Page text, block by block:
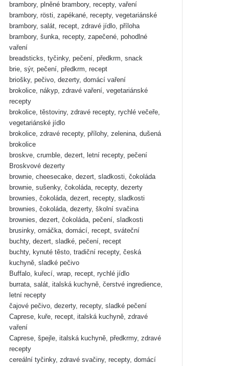
brambory, plněné brambory, recepty, vaření
brambory, rösti, zapékané, recepty, vegetariánské
brambory, salát, recept, zdravé jídlo, příloha
brambory, šunka, recepty, zapečené, pohodlné
vaření
breadsticks, tyčinky, pečení, předkrm, snack
brie, sýr, pečení, předkrm, recept
briošky, pečivo, dezerty, domácí vaření
brokolice, nákyp, zdravé vaření, vegetariánské
recepty
brokolice, těstoviny, zdravé recepty, rychlé večeře,
vegetariánské jídlo
brokolice, zdravé recepty, přílohy, zelenina, dušená
brokolice
broskve, crumble, dezert, letní recepty, pečení
Broskvové dezerty
brownie, cheesecake, dezert, sladkosti, čokoláda
brownie, sušenky, čokoláda, recepty, dezerty
brownies, čokoláda, dezert, recepty, sladkosti
brownies, čokoláda, dezerty, školní svačina
brownies, dezert, čokoláda, pečení, sladkosti
brusinky, omáčka, domácí, recept, sváteční
buchty, dezert, sladké, pečení, recept
buchty, kynuté těsto, tradiční recepty, česká
kuchyně, sladké pečivo
Buffalo, kuřecí, wrap, recept, rychlé jídlo
burrata, salát, italská kuchyně, čerstvé ingredience,
letní recepty
čajové pečivo, dezerty, recepty, sladké pečení
Caprese, kuře, recept, italská kuchyně, zdravé
vaření
Caprese, špejle, italská kuchyně, předkrmy, zdravé
recepty
cereální tyčinky, zdravé svačiny, recepty, domácí